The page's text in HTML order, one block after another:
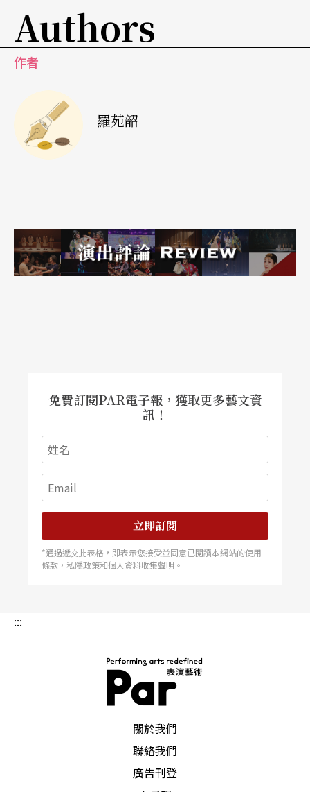
利周《我的愛》：詩文與電子音樂共舞
而克利斯提昂．利周（Christian Rizzo）新作《我的
4），全作音樂性十足。演出不對號入座，多數觀眾
早早進場佔位子，眼見舞台上的準備動作是一群舞
不分男女舞者的舞衣皆是連帽運動衣，演出開始時
又短暫自帽沿垂下一塊彩色薄紗，如同伊斯蘭婦女
舞台景象及規範舞者動作範圍，讓所有人和空間的
轉換像是一座移動的裝置藝術。
美國藝術家Mark Tompkins應邀在舞台上朗讀詩文
扮演一名演出者，台上所有音樂和舞蹈動作或飄忽
在詩詞之上、或圍繞詩文，朗讀詩文或有間歇，然
而或讀或歌自此成了舞台上聲音和故事發展主軸，
使得身形薄弱的Tompkins，所佔位置、所發出的聲
舞者搬運綠色植物的動作和節奏，盆栽的來去是舞
子貝斯、低音提琴和電子混音，現場音樂力強大。
相對應七名舞者，編舞家設計七個內設自動裝置的
大小不一圓球，黑色光滑表面成為理想的反射面，
自行緩慢滾動的路徑在詩歌朗誦引導下，營造出一
個夢境。舞台上持續製造輕煙繚繞的氛圍，最美的
Authors
作者
羅苑韶
免費訂閱PAR電子報，獲取更多藝文資
訊！
立即訂閱
*通過遞交此表格，即表示您接受並同意已閱讀本網站的使用
條款，私隱政策和個人資料收集聲明。
:::
關於我們
聯絡我們
廣告刊登